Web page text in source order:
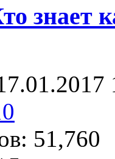
знает
51,760